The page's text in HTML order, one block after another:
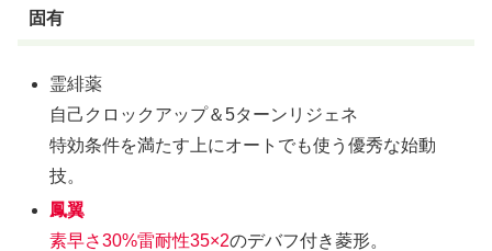
固有
霊緋薬
自己クロックアップ＆5ターンリジェネ
特効条件を満たす上にオートでも使う優秀な始動
技。
鳳翼
素早さ30%雷耐性35×2のデバフ付き菱形。